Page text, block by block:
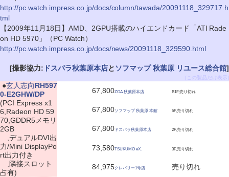
http://pc.watch.impress.co.jp/docs/column/tawada/20091118_329717.h
tml
【2009年11月18日】AMD、2GPU搭載のハイエンドカード「ATI Rade
on HD 5970」（PC Watch）
http://pc.watch.impress.co.jp/docs/news/20091118_329590.html
[撮影協力: ドスパラ秋葉原本店と ソフマップ 秋葉原 リユース総合館]
[この製品だけ表示]
●玄人志向RH597
0-E2GHW/DP
(PCI Express x1
6,Radeon HD 59
70,GDDR5メモリ
2GB
,デュアルDVI出
力/Mini DisplayPo
rt出力付き
,隣接スロット
占有)
67,800ZOA 秋葉原本店 B1F,売り切れ
67,800ソフマップ 秋葉原 本館 5F,売り切れ
67,800 ドスパラ秋葉原本店 2F,売り切れ
73,580TSUKUMO eX. 3F,売り切れ
84,975クレバリー1号店 売り切れ